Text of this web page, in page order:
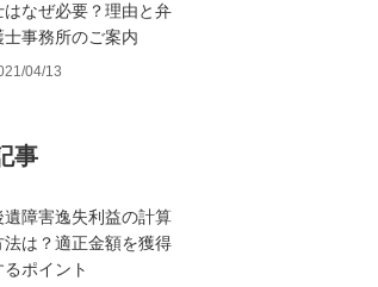
はなぜ必要？理由と弁
士事務所のご案内
04/13
事
遺障害逸失利益の計算
法は？適正金額を獲得
るポイント